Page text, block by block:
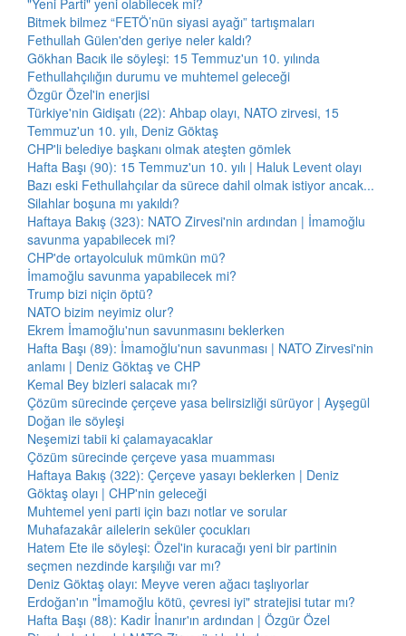
"Yeni Parti" yeni olabilecek mi?
Bitmek bilmez “FETÖ’nün siyasi ayağı” tartışmaları
Fethullah Gülen'den geriye neler kaldı?
Gökhan Bacık ile söyleşi: 15 Temmuz'un 10. yılında
Fethullahçılığın durumu ve muhtemel geleceği
Özgür Özel'in enerjisi
Türkiye'nin Gidişatı (22): Ahbap olayı, NATO zirvesi, 15
Temmuz'un 10. yılı, Deniz Göktaş
CHP'li belediye başkanı olmak ateşten gömlek
Hafta Başı (90): 15 Temmuz'un 10. yılı | Haluk Levent olayı
Bazı eski Fethullahçılar da sürece dahil olmak istiyor ancak...
Silahlar boşuna mı yakıldı?
Haftaya Bakış (323): NATO Zirvesi'nin ardından | İmamoğlu
savunma yapabilecek mi?
CHP'de ortayolculuk mümkün mü?
İmamoğlu savunma yapabilecek mi?
Trump bizi niçin öptü?
NATO bizim neyimiz olur?
Ekrem İmamoğlu'nun savunmasını beklerken
Hafta Başı (89): İmamoğlu'nun savunması | NATO Zirvesi'nin
anlamı | Deniz Göktaş ve CHP
Kemal Bey bizleri salacak mı?
Çözüm sürecinde çerçeve yasa belirsizliği sürüyor | Ayşegül
Doğan ile söyleşi
Neşemizi tabii ki çalamayacaklar
Çözüm sürecinde çerçeve yasa muamması
Haftaya Bakış (322): Çerçeve yasayı beklerken | Deniz
Göktaş olayı | CHP'nin geleceği
Muhtemel yeni parti için bazı notlar ve sorular
Muhafazakâr ailelerin seküler çocukları
Hatem Ete ile söyleşi: Özel'in kuracağı yeni bir partinin
seçmen nezdinde karşılığı var mı?
Deniz Göktaş olayı: Meyve veren ağacı taşlıyorlar
Erdoğan'ın "İmamoğlu kötü, çevresi iyi" stratejisi tutar mı?
Hafta Başı (88): Kadir İnanır'ın ardından | Özgür Özel